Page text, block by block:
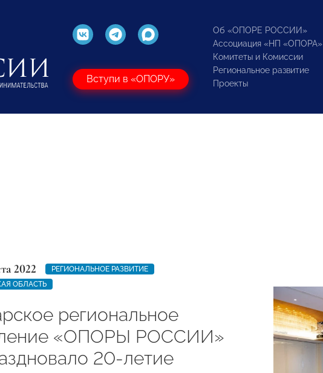
Вступи в «ОПОРУ»
Об «ОПОРЕ РОССИИ»
Ассоциация «НП «ОПОРА»
Комитеты и Комиссии
Региональное развитие
Проекты
2022
РЕГИОНАЛЬНОЕ РАЗВИТИЕ
ОБЛАСТЬ
региональное
«ОПОРЫ РОССИИ»
20-летие